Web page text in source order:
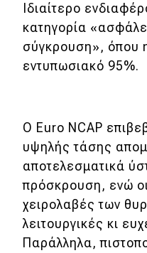
Ιδιαίτερο
κατηγορία
σύγκρουση», όπου
εντυπωσιακό 95%.
Ο Euro NCAP
υψηλής τάσης
αποτελεσματικά
πρόσκρουση, ενώ
χειρολαβές των
λειτουργικές κι
Παράλληλα,